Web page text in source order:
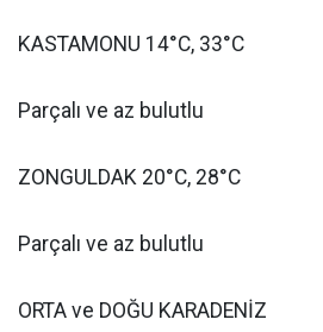
KASTAMONU 14°C, 33°C
Parçalı ve az bulutlu
ZONGULDAK 20°C, 28°C
Parçalı ve az bulutlu
ORTA ve DOĞU KARADENİZ